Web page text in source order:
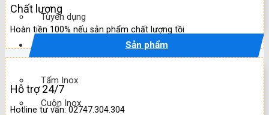
Tuyển dụng
Sản phẩm
Tấm Inox
Cuộn Inox
Chất lượng
Hoàn tiền 100% nếu sản phẩm chất lượng tồi
Hỗ trợ 24/7
Hotline tư vấn: 02747.304.304